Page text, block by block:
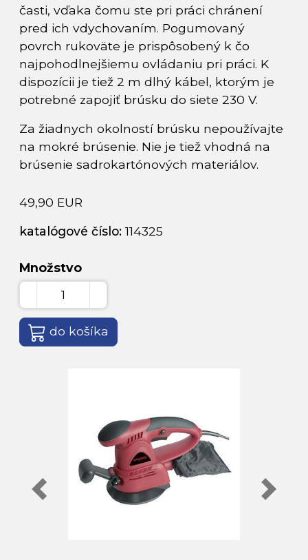
časti, vďaka čomu ste pri práci chránení
pred ich vdychovaním. Pogumovaný
povrch rukoväte je prispôsobený k čo
najpohodlnejšiemu ovládaniu pri práci. K
dispozícii je tiež 2 m dlhý kábel, ktorým je
potrebné zapojiť brúsku do siete 230 V.
Za žiadnych okolností brúsku nepoužívajte
na mokré brúsenie. Nie je tiež vhodná na
brúsenie sadrokartónových materiálov.
49,90 EUR
katalógové číslo:114325
Množstvo
do košíka